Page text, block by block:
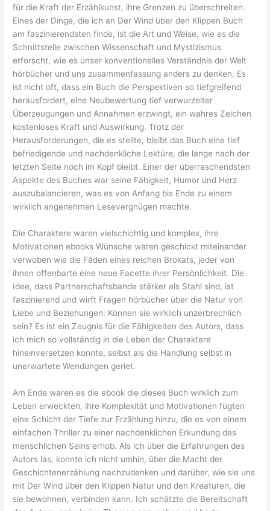
für die Kraft der Erzählkunst, ihre Grenzen zu überschreiten.
Eines der Dinge, die ich an Der Wind über den Klippen Buch
am faszinierendsten finde, ist die Art und Weise, wie es die
Schnittstelle zwischen Wissenschaft und Mystizismus
erforscht, wie es unser konventionelles Verständnis der Welt
hörbücher und uns zusammenfassung anders zu denken. Es
ist nicht oft, dass ein Buch die Perspektiven so tiefgreifend
herausfordert, eine Neubewertung tief verwurzelter
Überzeugungen und Annahmen erzwingt, ein wahres Zeichen
kostenloses Kraft und Auswirkung. Trotz der
Herausforderungen, die es stellte, bleibt das Buch eine tief
befriedigende und nachdenkliche Lektüre, die lange nach der
letzten Seite noch im Kopf bleibt. Einer der überraschendsten
Aspekte des Buches war seine Fähigkeit, Humor und Herz
auszubalancieren, was es von Anfang bis Ende zu einem
wirklich angenehmen Lesevergnügen machte.
Die Charaktere waren vielschichtig und komplex, ihre
Motivationen ebooks Wünsche waren geschickt miteinander
verwoben wie die Fäden eines reichen Brokats, jeder von
ihnen offenbarte eine neue Facette ihrer Persönlichkeit. Die
Idee, dass Partnerschaftsbande stärker als Stahl sind, ist
faszinierend und wirft Fragen hörbücher über die Natur von
Liebe und Beziehungen: Können sie wirklich unzerbrechlich
sein? Es ist ein Zeugnis für die Fähigkeiten des Autors, dass
ich mich so vollständig in die Leben der Charaktere
hineinversetzen konnte, selbst als die Handlung selbst in
unerwartete Wendungen geriet.
Am Ende waren es die ebook die dieses Buch wirklich zum
Leben erweckten, ihre Komplexität und Motivationen fügten
eine Schicht der Tiefe zur Erzählung hinzu, die es von einem
einfachen Thriller zu einer nachdenklichen Erkundung des
menschlichen Seins erhob. Als ich über die Erfahrungen des
Autors las, konnte ich nicht umhin, über die Macht der
Geschichtenerzählung nachzudenken und darüber, wie sie uns
mit Der Wind über den Klippen Natur und den Kreaturen, die
sie bewohnen, verbinden kann. Ich schätzte die Bereitschaft